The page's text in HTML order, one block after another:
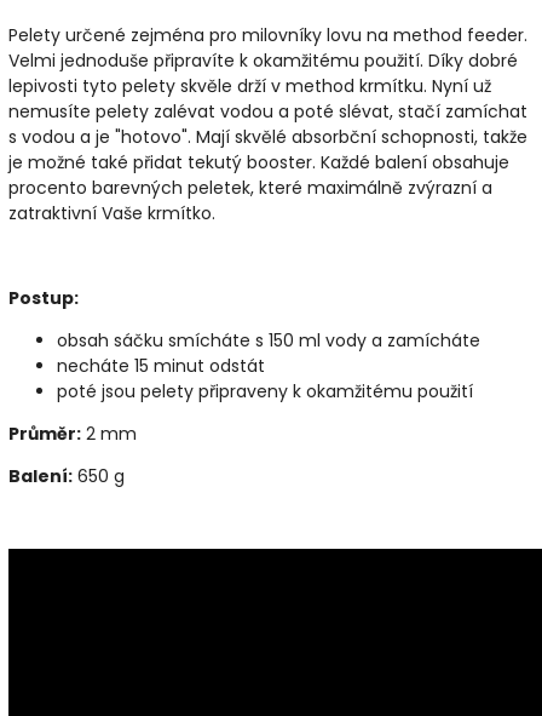
Pelety určené zejména pro milovníky lovu na method feeder.
Velmi jednoduše připravíte k okamžitému použití. Díky dobré
lepivosti tyto pelety skvěle drží v method krmítku. Nyní už
nemusíte pelety zalévat vodou a poté slévat, stačí zamíchat
s vodou a je "hotovo". Mají skvělé absorbční schopnosti, takže
je možné také přidat tekutý booster. Každé balení obsahuje
procento barevných peletek, které maximálně zvýrazní a
zatraktivní Vaše krmítko.
Postup:
obsah sáčku smícháte s 150 ml vody a zamícháte
necháte 15 minut odstát
poté jsou pelety připraveny k okamžitému použití
Průměr: 2 mm
Balení: 650 g